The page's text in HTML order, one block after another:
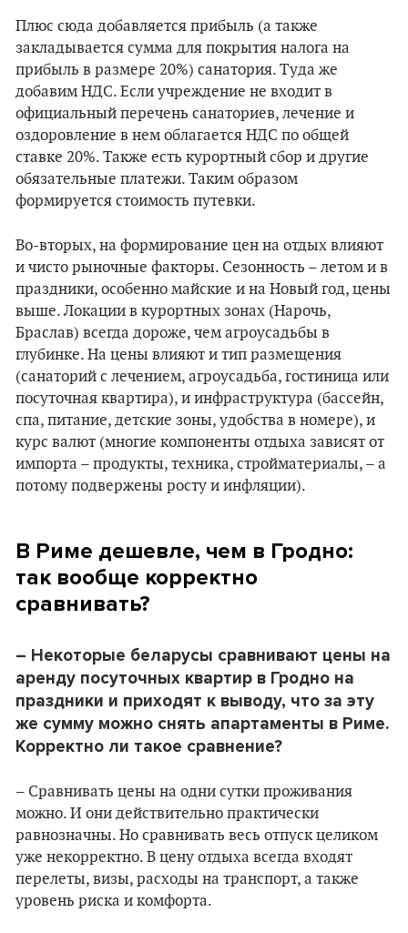
Плюс сюда добавляется прибыль (а также
закладывается сумма для покрытия налога на
прибыль в размере 20%) санатория. Туда же
добавим НДС. Если учреждение не входит в
официальный перечень санаториев, лечение и
оздоровление в нем облагается НДС по общей
ставке 20%. Также есть курортный сбор и другие
обязательные платежи. Таким образом
формируется стоимость путевки.
Во-вторых, на формирование цен на отдых влияют
и чисто рыночные факторы. Сезонность – летом и в
праздники, особенно майские и на Новый год, цены
выше. Локации в курортных зонах (Нарочь,
Браслав) всегда дороже, чем агроусадьбы в
глубинке. На цены влияют и тип размещения
(санаторий с лечением, агроусадьба, гостиница или
посуточная квартира), и инфраструктура (бассейн,
спа, питание, детские зоны, удобства в номере), и
курс валют (многие компоненты отдыха зависят от
импорта – продукты, техника, стройматериалы, – а
потому подвержены росту и инфляции).
В Риме дешевле, чем в Гродно:
так вообще корректно
сравнивать?
– Некоторые беларусы сравнивают цены на
аренду посуточных квартир в Гродно на
праздники и приходят к выводу, что за эту
же сумму можно снять апартаменты в Риме.
Корректно ли такое сравнение?
– Сравнивать цены на одни сутки проживания
можно. И они действительно практически
равнозначны. Но сравнивать весь отпуск целиком
уже некорректно. В цену отдыха всегда входят
перелеты, визы, расходы на транспорт, а также
уровень риска и комфорта.